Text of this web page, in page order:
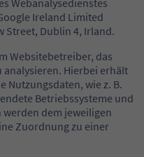
Ireland Limited
Street, Dublin 4, Irland.
Websitebetreiber, das
analysieren. Hierbei erhält
Nutzungsdaten, wie z. B.
Betriebssysteme und
werden dem jeweiligen
Zuordnung zu einer